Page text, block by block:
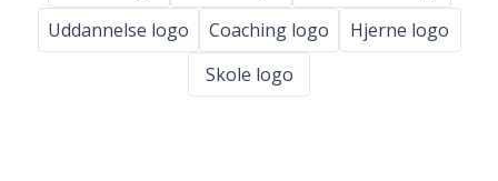
Uddannelse logo
Coaching logo
Hjerne logo
Skole logo